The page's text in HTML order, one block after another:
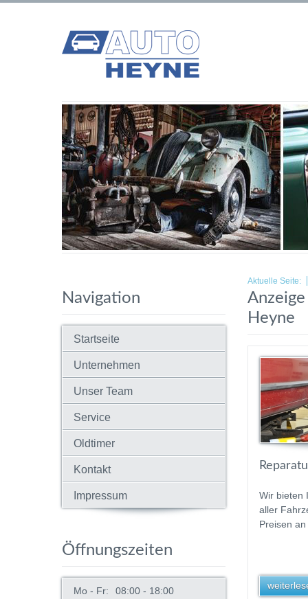
Navigation
Startseite
Unternehmen
Unser Team
Service
Oldtimer
Kontakt
Impressum
Öffnungszeiten
Mo - Fr:
08:00 - 18:00
Aktuelle Seite:
Heyne
Wir bieten
aller
Preisen